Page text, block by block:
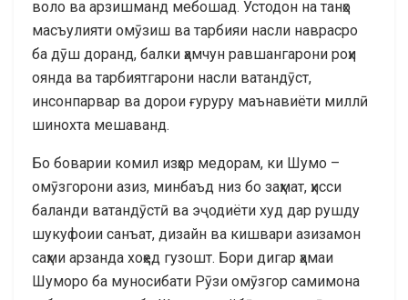
воло ва арзишманд мебошад. Устодон на танҳо
масъулияти омӯзиш ва тарбияи насли наврасро
ба дӯш доранд, балки ҳамчун равшангарони роҳи
оянда ва тарбиятгарони насли ватандӯст,
инсонпарвар ва дорои ғуруру маънавиёти миллӣ
шинохта мешаванд.
Бо боварии комил изҳор медорам, ки Шумо –
омӯзгорони азиз, минбаъд низ бо заҳмат, ҳисси
баланди ватандӯстӣ ва эҷодиёти худ дар рушду
шукуфоии санъат, дизайн ва кишвари азизамон
саҳми арзанда хоҳед гузошт. Бори дигар ҳамаи
Шуморо ба муносибати Рӯзи омӯзгор самимона